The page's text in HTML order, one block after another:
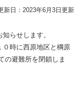
新日：2023年6月3日更新
らせします。
０時に西原地区と棡原
の避難所を閉鎖しま